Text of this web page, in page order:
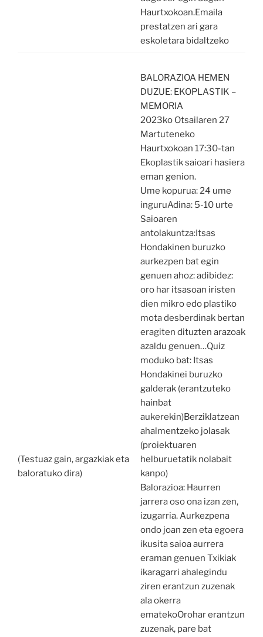
Haurtxokoan.Emaila
prestatzen ari gara
eskoletara bidaltzeko
(Testuaz gain, argazkiak eta
baloratuko dira)
BALORAZIOA HEMEN
DUZUE: EKOPLASTIK –
MEMORIA
2023ko Otsailaren 27
Martuteneko
Haurtxokoan 17:30-tan
Ekoplastik saioari hasiera
eman genion.
Ume kopurua: 24 ume
inguruAdina: 5-10 urte
Saioaren
antolakuntza:Itsas
Hondakinen buruzko
aurkezpen bat egin
genuen ahoz: adibidez:
oro har itsasoan iristen
dien mikro edo plastiko
mota desberdinak bertan
eragiten dituzten arazoak
azaldu genuen…Quiz
moduko bat: Itsas
Hondakinei buruzko
galderak (erantzuteko
hainbat
aukerekin)Berziklatzean
ahalmentzeko jolasak
(proiektuaren
helburuetatik nolabait
kanpo)
Balorazioa: Haurren
jarrera oso ona izan zen,
izugarria. Aurkezpena
ondo joan zen eta egoera
ikusita saioa aurrera
eraman genuen Txikiak
ikaragarri ahalegindu
ziren erantzun zuzenak
ala okerra
ematekoOrohar erantzun
zuzenak, pare bat